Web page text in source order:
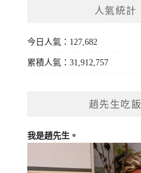
人氣統計
今日人氣：127,682
累積人氣：31,912,757
趙先生吃飯
我是趙先生。